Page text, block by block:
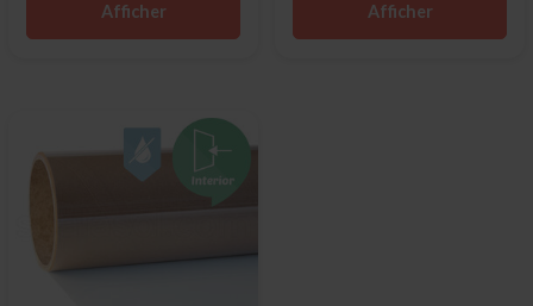
Afficher Afficher